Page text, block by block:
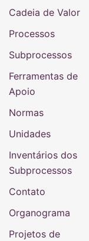
Cadeia de Valor
Processos
Subprocessos
Ferramentas de
Apoio
Normas
Unidades
Inventários dos
Subprocessos
Contato
Organograma
Projetos de